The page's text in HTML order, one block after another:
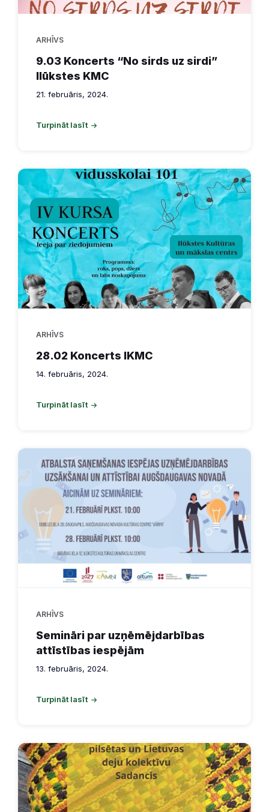
ARHĪVS
9.03 Koncerts “No sirds uz sirdi”
Ilūkstes KMC
21. februāris, 2024.
Turpināt lasīt
ARHĪVS
28.02 Koncerts IKMC
14. februāris, 2024.
Turpināt lasīt
ARHĪVS
Semināri par uzņēmējdarbības
attīstības iespējām
13. februāris, 2024.
Turpināt lasīt